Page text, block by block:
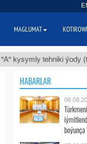
tehniki ýody (t.) $86
HABARLAR
MAGLUMAT